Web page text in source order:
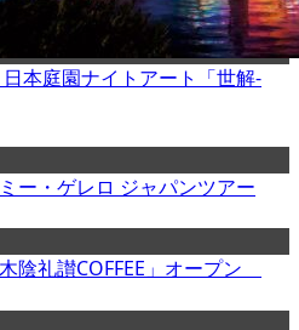
本庭園ナイトアート「世解-
ー・ゲレロ ジャパンツアー
陰礼讃COFFEE」オープン